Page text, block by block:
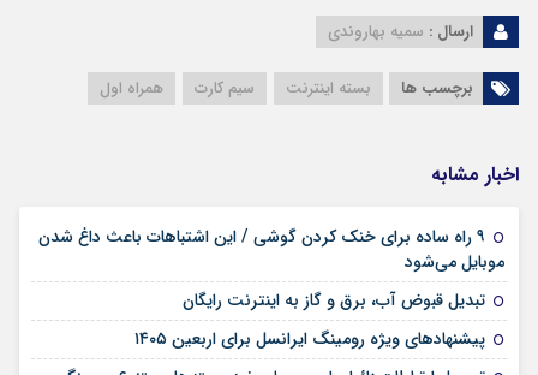
ارسال : سمیه بهاروندی
برچسب ها بسته اینترنت سیم کارت همراه اول
اخبار مشابه
۹ راه ساده برای خنک کردن گوشی / این اشتباهات باعث داغ شدن
موبایل می‌شود
تبدیل قبوض آب، برق و گاز به اینترنت رایگان
پیشنهادهای ویژه رومینگ ایرانسل برای اربعین ۱۴۰۵